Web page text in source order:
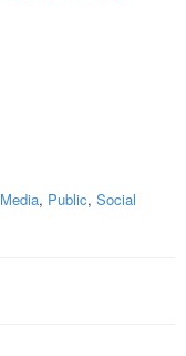
Media, Public, Social